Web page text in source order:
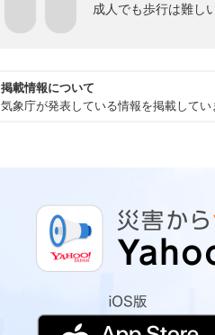
成人でも歩行は難し
掲載情報について
気象庁が発表している情報を掲載してい